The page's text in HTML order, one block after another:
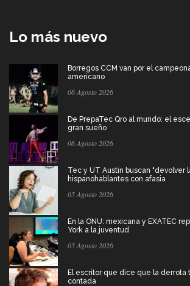
Lo más nuevo
Borregos CCM van por el
americano
06 Agosto 2026
De PrepaTec Qro al mundo: el
gran sueño
06 Agosto 2026
Tec y UT Austin buscan "devolver
hispanohablantes con afasia
05 Agosto 2026
En la ONU: mexicana y EXATEC
York a la juventud
05 Agosto 2026
El escritor que dice que la derrota
contada